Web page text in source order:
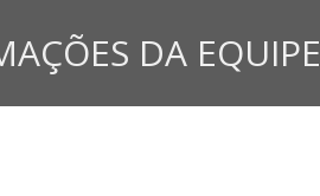
DA EQUIPE